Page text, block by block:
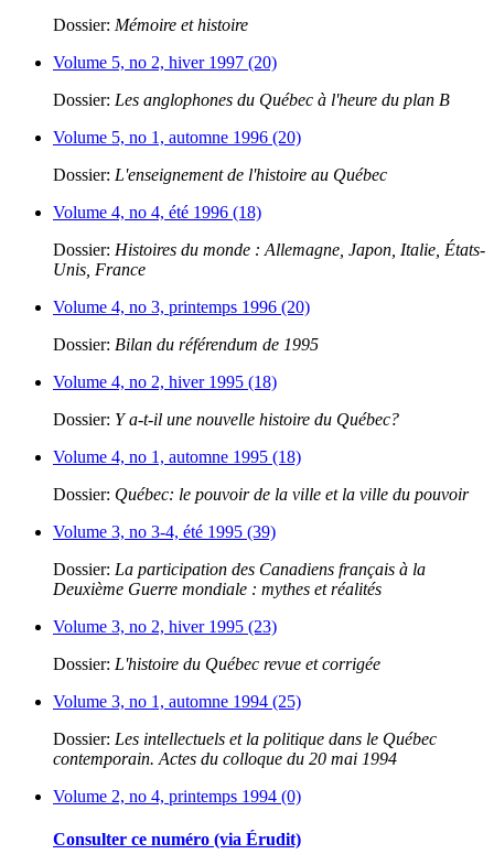
Dossier: Mémoire et histoire
Volume 5, no 2, hiver 1997 (20)
Dossier: Les anglophones du Québec à l'heure du plan B
Volume 5, no 1, automne 1996 (20)
Dossier: L'enseignement de l'histoire au Québec
Volume 4, no 4, été 1996 (18)
Dossier: Histoires du monde : Allemagne, Japon, Italie, États-
Unis, France
Volume 4, no 3, printemps 1996 (20)
Dossier: Bilan du référendum de 1995
Volume 4, no 2, hiver 1995 (18)
Dossier: Y a-t-il une nouvelle histoire du Québec?
Volume 4, no 1, automne 1995 (18)
Dossier: Québec: le pouvoir de la ville et la ville du pouvoir
Volume 3, no 3-4, été 1995 (39)
Dossier: La participation des Canadiens français à la
Deuxième Guerre mondiale : mythes et réalités
Volume 3, no 2, hiver 1995 (23)
Dossier: L'histoire du Québec revue et corrigée
Volume 3, no 1, automne 1994 (25)
Dossier: Les intellectuels et la politique dans le Québec
contemporain. Actes du colloque du 20 mai 1994
Volume 2, no 4, printemps 1994 (0)
Consulter ce numéro (via Érudit)